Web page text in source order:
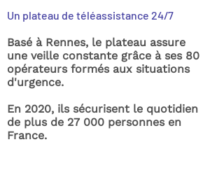
Un plateau de téléassistance 24/7
Basé à Rennes, le plateau assure
une veille constante grâce à ses 80
opérateurs formés aux situations
d'urgence.
En 2020, ils sécurisent le quotidien
de plus de 27 000 personnes en
France.